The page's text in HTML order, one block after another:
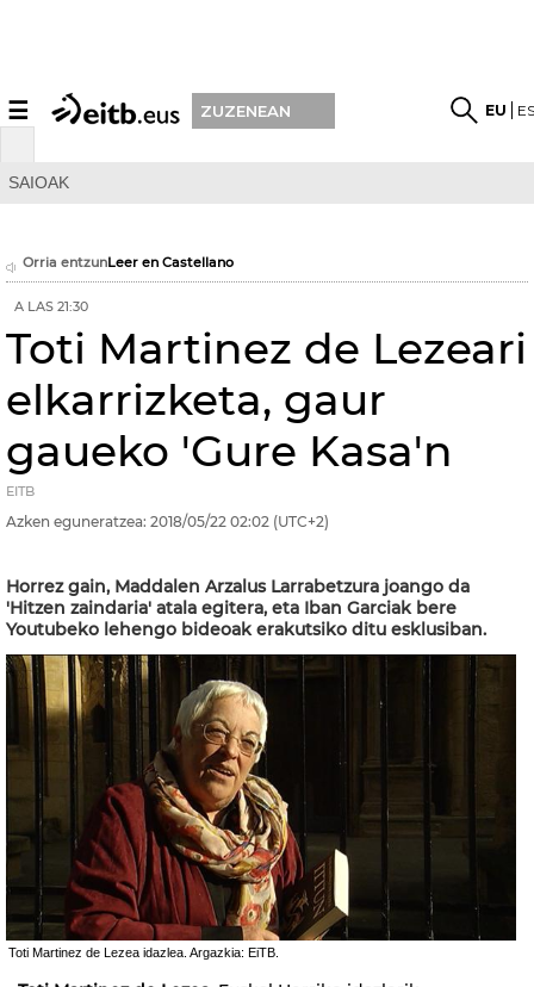
☰ ZUZENEAN EU
SAIOAK
Orria entzunLeer en Castellano
A LAS 21:30
Toti Martinez de Lezeari
elkarrizketa, gaur
gaueko 'Gure Kasa'n
EITB
Azken eguneratzea: 2018/05/22 02:02 (UTC+2)
Horrez gain, Maddalen Arzalus Larrabetzura joango da
'Hitzen zaindaria' atala egitera, eta Iban Garciak bere
Youtubeko lehengo bideoak erakutsiko ditu esklusiban.
Toti Martinez de Lezea idazlea. Argazkia: EiTB.